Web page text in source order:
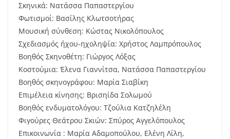
Σκηνικά: Νατάσσα Παπαστεργίου
Φωτισμοί: Βασίλης Κλωτσοτήρας
Μουσική σύνθεση: Κώστας Νικολόπουλος
Σχεδιασμός ήχου-ηχοληψία: Χρήστος Λαμπρόπουλος
Βοηθός Σκηνοθέτη: Γιώργος Λόξας
Κοστούμια: Έλενα Γιαννίτσα, Νατάσσα Παπαστεργίου
Βοηθός σκηνογράφου: Μαρία Σιαβίκη
Επιμέλεια κίνησης: Βρισηίδα Σολωμού
Βοηθός ενδυματολόγου: Τζούλια Κατζηλέλη
Φιγούρες Θεάτρου Σκιών: Σπύρος Αγγελόπουλος
Επικοινωνία : Μαρία Αδαμοπούλου, Ελένη Λίλη,